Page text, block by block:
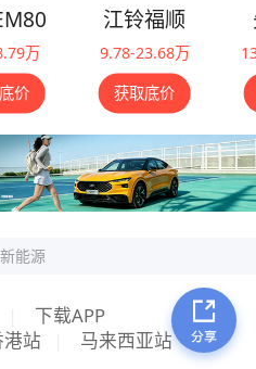
万
价
江铃福顺
9.78-23.68万
获取底价
能源
下载APP
港站 马来西亚站